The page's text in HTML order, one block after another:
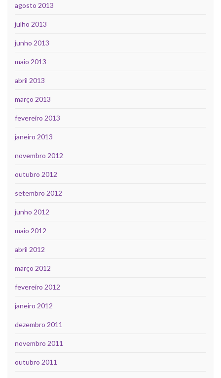
agosto 2013
julho 2013
junho 2013
maio 2013
abril 2013
março 2013
fevereiro 2013
janeiro 2013
novembro 2012
outubro 2012
setembro 2012
junho 2012
maio 2012
abril 2012
março 2012
fevereiro 2012
janeiro 2012
dezembro 2011
novembro 2011
outubro 2011